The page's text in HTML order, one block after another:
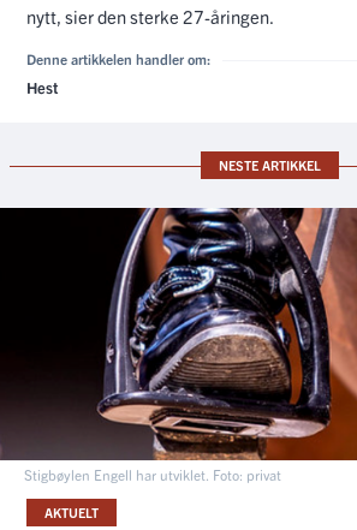
nytt, sier den sterke 27-åringen.
Denne artikkelen handler om:
Hest
NESTE ARTIKKEL
Stigbøylen Engell har utviklet. Foto: privat
AKTUELT